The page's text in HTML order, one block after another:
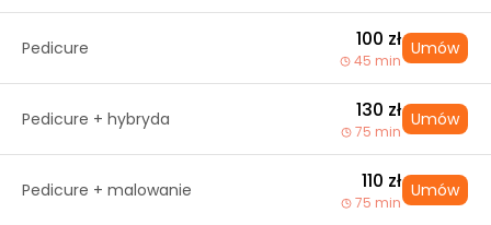
Pedicure 100 zł
45 min
Umów
Pedicure + hybryda 130 zł
75 min
Umów
Pedicure + malowanie 110 zł
75 min
Umów